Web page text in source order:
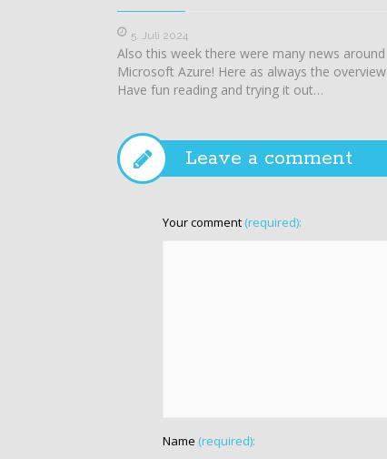
5. Juli 2024
Also this week there were many news around
Microsoft Azure! Here as always the
Have fun reading and trying it out…
Leave a comment
Your comment (required):
Name (required):